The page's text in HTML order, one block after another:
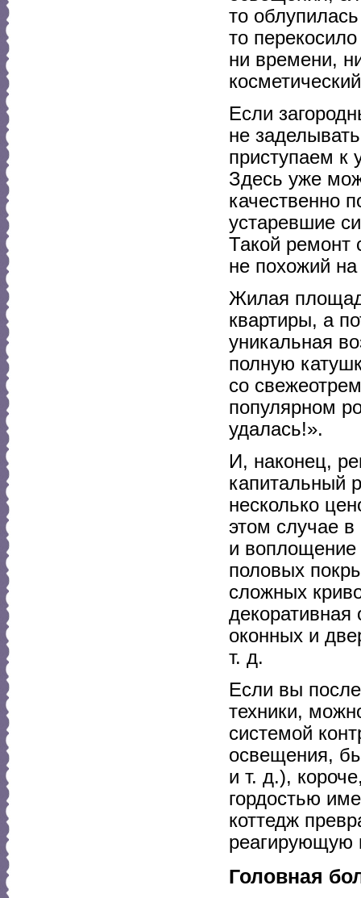
то
то
ни времени,
Если
не
приступаем к
Здесь уже
качественно
устаревшие
Такой ремонт
не похожий
Жилая
квартиры, а
уникальная
полную
со
популярном
удалась!».
И, наконец,
капитальный
несколько
этом случае
и воплощение
половых
сложных
декоративная
оконных и
т. д.
Если вы
техники,
системой
освещения,
и т. д.),
гордостью
коттедж
реагирующую
Головная